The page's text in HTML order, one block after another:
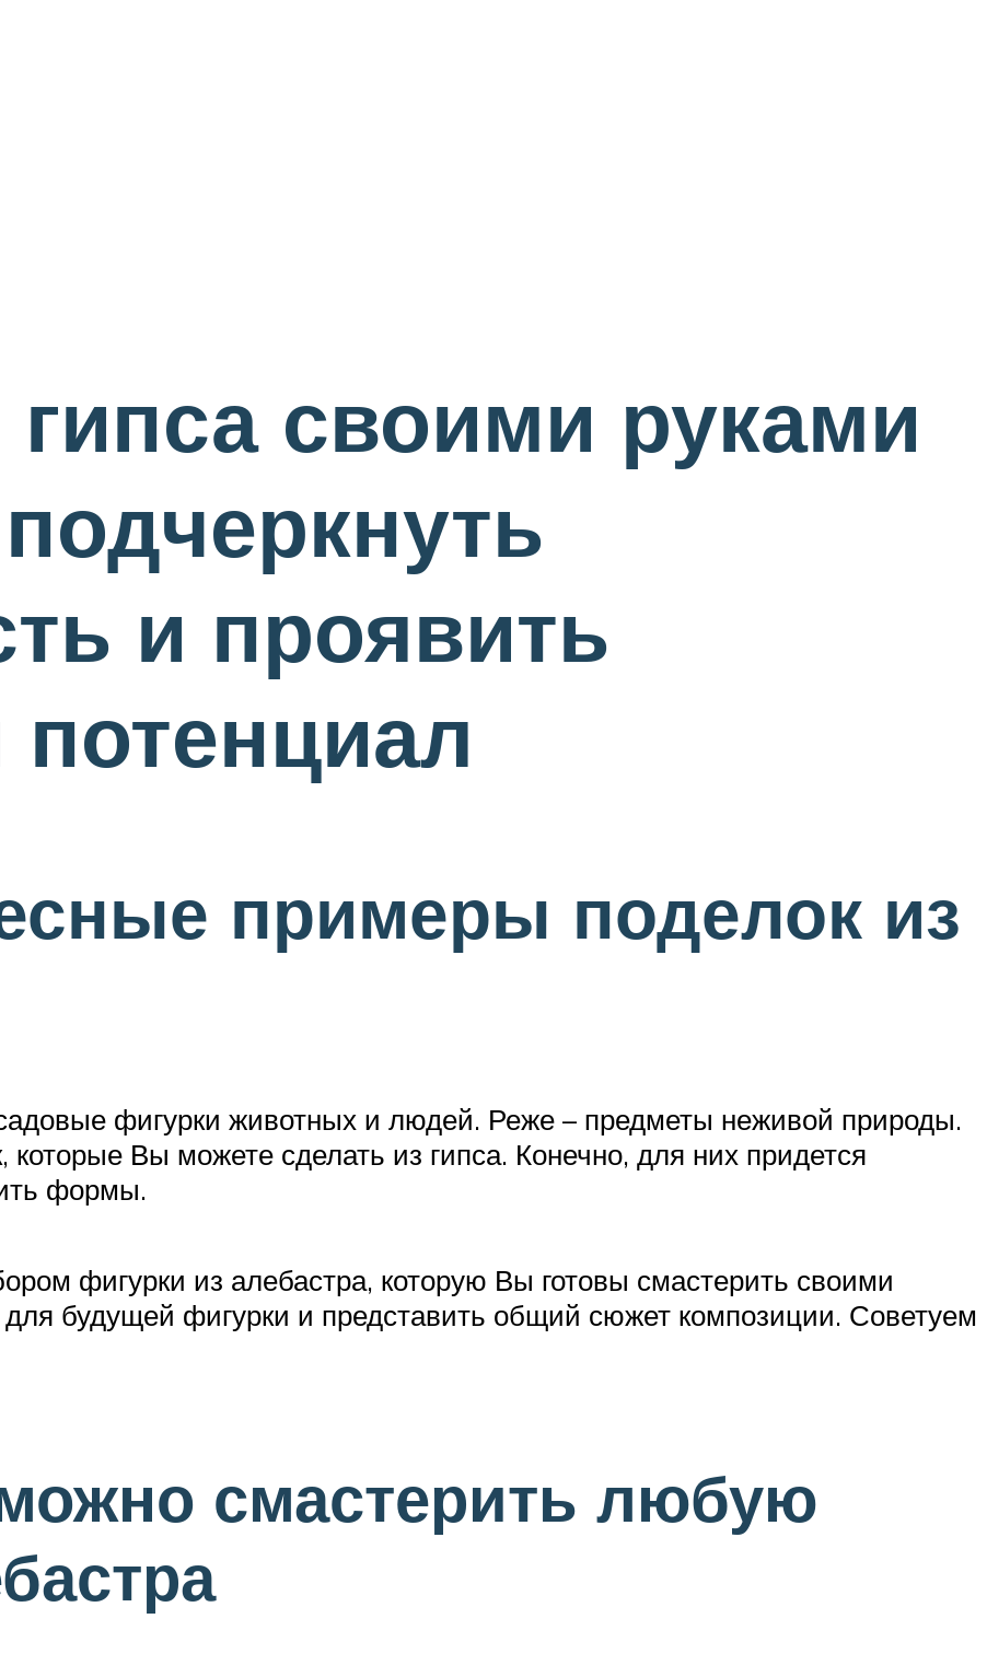
своими руками
и проявить
потенциал
примеры поделок из
фигурки животных и людей. Реже – предметы неживой природы.
Вы можете сделать из гипса. Конечно, для них придется
формы.
фигурки из алебастра, которую Вы готовы смастерить своими
будущей фигурки и представить общий сюжет композиции. Советуем
смастерить любую